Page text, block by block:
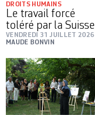
DROITS HUMAINS
Le travail forcé
toléré par la Suisse
VENDREDI 31 JUILLET 2026
MAUDE BONVIN